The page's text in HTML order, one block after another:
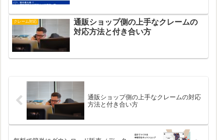
クレーム対応
通販ショップ側の上手なクレームの
対応方法と付き合い方
通販ショップ側の上手なクレームの対応
方法と付き合い方